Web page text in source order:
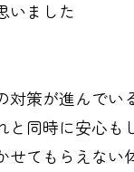
いました
対策が進んでい
と同時に安心も
せてもらえない